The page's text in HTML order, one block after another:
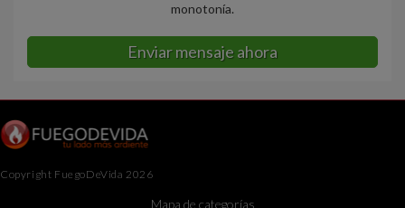
monotonía.
Enviar mensaje ahora
Copyright FuegoDeVida 2026
Mapa de categorías